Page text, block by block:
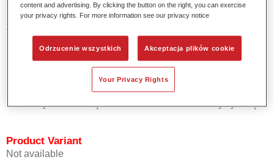
stosowany do mieszania różnych lakierów przemysłowych
PercoTop oraz lakierów z serii Permacron MS Automotive
Top Coat 730.
Product Features
Zawiera wysokiej jakości pigment do kolorów
Oferuje znakomitą trwałość i dokładność kolorystyczną.
Product Variant
Not available
content and advertising. By clicking the button on the right, you can exercise
your privacy rights. For more information see our privacy notice
Odrzucenie wszystkich Akceptacja plików cookie
Your Privacy Rights